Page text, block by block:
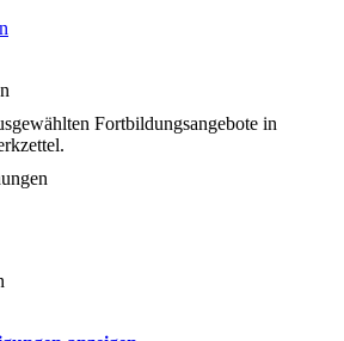
Fortbildungsangebote in